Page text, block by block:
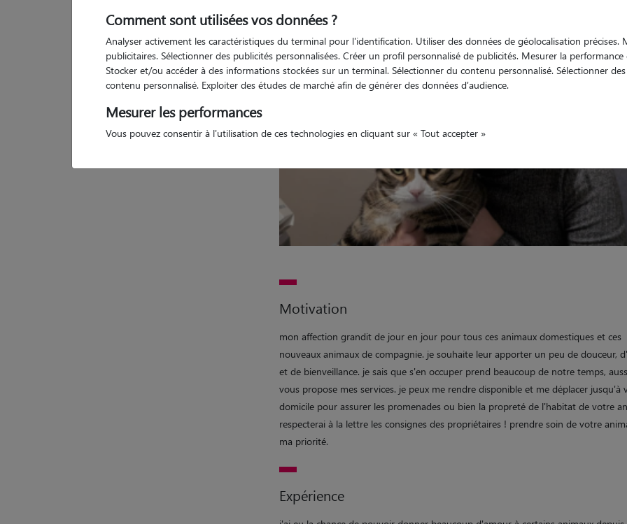
Motivation
mon affection grandit de jour en jour pour tous ces animaux domestiques et ces
nouveaux animaux de compagnie. je souhaite leur apporter un peu de douceur,
et de bienveillance. je sais que s'en occuper prend beaucoup de notre temps,
vous propose mes services. je peux me rendre disponible et me déplacer jusqu'à
domicile pour assurer les promenades ou bien la propreté de l'habitat de votre
respecterai à la lettre les consignes des propriétaires ! prendre soin de votre
ma priorité.
Expérience
Comment sont utilisées vos données ?
Analyser activement les caractéristiques du terminal pour l'identification. Utiliser des données de géolocalisation précises.
publicitaires. Sélectionner des publicités personnalisées. Créer un profil personnalisé de publicités. Mesurer la
Stocker et/ou accéder à des informations stockées sur un terminal. Sélectionner du contenu personnalisé. Sélectionner
contenu personnalisé. Exploiter des études de marché afin de générer des données d'audience.
Mesurer les performances
Vous pouvez consentir à l'utilisation de ces technologies en cliquant sur « Tout accepter »